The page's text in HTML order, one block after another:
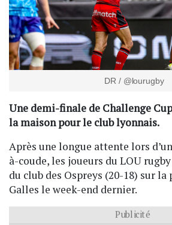
DR / @lourugby
Une demi-finale de Challenge
la maison pour le club lyonnais.
Après une longue attente lors
à-coude, les joueurs du LOU
du club des Ospreys (20-18) sur la
Galles le week-end dernier.
Publicité